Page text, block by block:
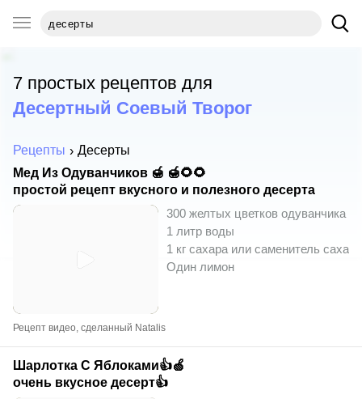
7 простых рецептов для
Десертный Соевый Творог
Рецепты
Десерты
Мед Из Одуванчиков 🍯 🍯🌻🌻
простой рецепт вкусного и полезного десерта
300 желтых цветков одуванчика
1 литр воды
1 кг сахара или саменитель сахара
Один лимон
Рецепт видео, сделанный Natalis
Шарлотка С Яблоками👍🍏
очень вкусное десерт👍